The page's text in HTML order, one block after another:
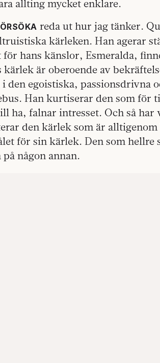
allting mycket enklare.
reda ut hur jag tänker.
kärleken. Han agerar
för hans känslor, Esmeralda,
kärlek är oberoende av
den egoistiska, passionsdrivna
Han kurtiserar den som för
ha, falnar intresset. Och så har
den kärlek som är
för sin kärlek. Den som hellre
någon annan.